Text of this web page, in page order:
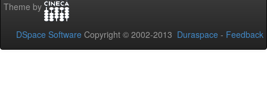
Theme by
DSpace Software Copyright © 2002-2013 Duraspace - Feedback